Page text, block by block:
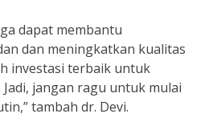
dapat membantu
dan meningkatkan kualitas
investasi terbaik untuk
jangan ragu untuk mulai
tambah dr. Devi.